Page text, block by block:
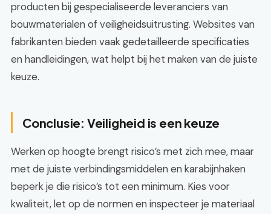
producten bij gespecialiseerde leveranciers van
bouwmaterialen of veiligheidsuitrusting. Websites van
fabrikanten bieden vaak gedetailleerde specificaties
en handleidingen, wat helpt bij het maken van de juiste
keuze.
Conclusie: Veiligheid is een keuze
Werken op hoogte brengt risico’s met zich mee, maar
met de juiste verbindingsmiddelen en karabijnhaken
beperk je die risico’s tot een minimum. Kies voor
kwaliteit, let op de normen en inspecteer je materiaal